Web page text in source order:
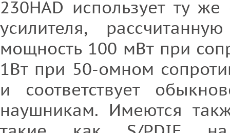
230HAD использует ту
усилителя,
мощность 100 мВт при
1Вт при 50-омном
и соответствует
наушникам. Имеются